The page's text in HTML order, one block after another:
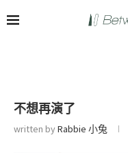
不想再演了
written byRabbie 小兔